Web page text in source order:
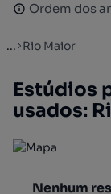
Ordem dos
Ordem dos
... Rio Maior
Estúdios
usados:
Nenhum